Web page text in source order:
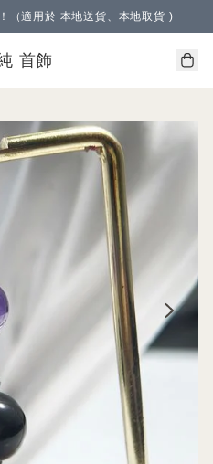
（適用於 本地送貨、本地取貨 )
首飾